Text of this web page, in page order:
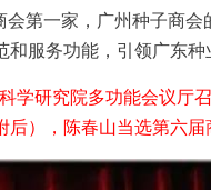
第一家，广州种子商
服务功能，引领广东种
研究院多功能会议厅召
），陈春山当选第六届